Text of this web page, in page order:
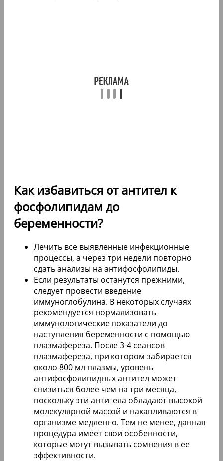
Как избавиться от антител к
фосфолипидам до
беременности?
Лечить все выявленные инфекционные
процессы, а через три недели повторно
сдать анализы на антифосфолипиды.
Если результаты останутся прежними,
следует провести введение
иммуноглобулина. В некоторых случаях
рекомендуется нормализовать
иммунологические показатели до
наступления беременности с помощью
плазмафереза. После 3-4 сеансов
плазмафереза, при котором забирается
около 800 мл плазмы, уровень
антифосфолипидных антител может
снизиться более чем на три месяца,
поскольку эти антитела обладают высокой
молекулярной массой и накапливаются в
организме медленно. Тем не менее, данная
процедура имеет свои особенности,
которые могут вызывать сомнения в ее
эффективности.